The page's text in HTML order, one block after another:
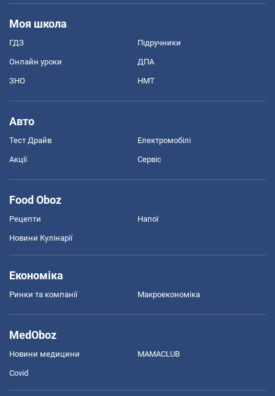
Моя школа
ГДЗ Підручники
Онлайн уроки ДПА
ЗНО НМТ
Авто
Тест Драйв Електромобілі
Акції Сервіс
Food Oboz
Рецепти Напої
Новини Кулінарії
Економіка
Ринки та компанії Макроекономіка
MedOboz
Новини медицини MAMACLUB
Covid